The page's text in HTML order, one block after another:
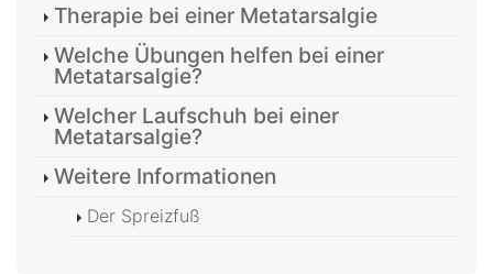
Therapie bei einer Metatarsalgie
Welche Übungen helfen bei einer
Metatarsalgie?
Welcher Laufschuh bei einer
Metatarsalgie?
Weitere Informationen
Der Spreizfuß